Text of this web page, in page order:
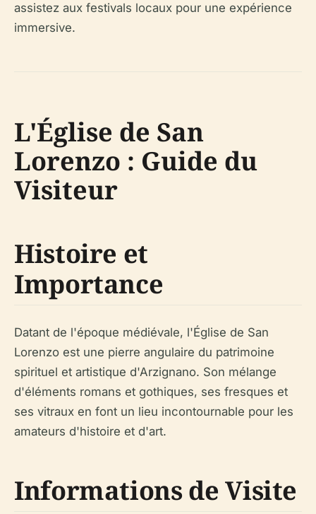
assistez aux festivals locaux pour une expérience
immersive.
L'Église de San
Lorenzo : Guide du
Visiteur
Histoire et
Importance
Datant de l'époque médiévale, l'Église de San
Lorenzo est une pierre angulaire du patrimoine
spirituel et artistique d'Arzignano. Son mélange
d'éléments romans et gothiques, ses fresques et
ses vitraux en font un lieu incontournable pour les
amateurs d'histoire et d'art.
Informations de Visite